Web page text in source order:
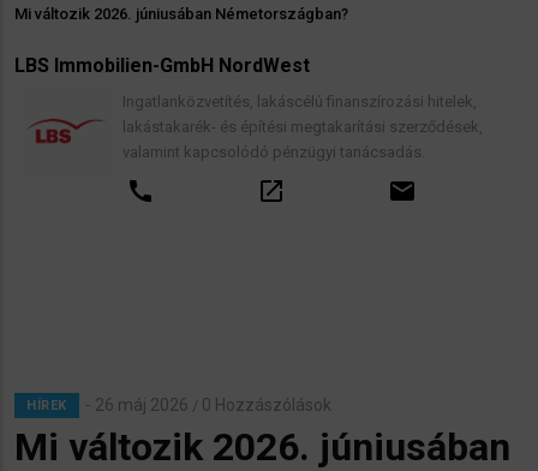
Mi változik 2026. júniusában Németországban?
LBS Immobilien-GmbH NordWest
Ingatlanközvetítés, lakáscélú finanszírozási hitelek,
lakástakarék- és építési megtakarítási szerződések,
valamint kapcsolódó pénzügyi tanácsadás.
call open_in_new email
HÍREK 26 máj 2026 / 0 Hozzászólások
Mi változik 2026. júniusában